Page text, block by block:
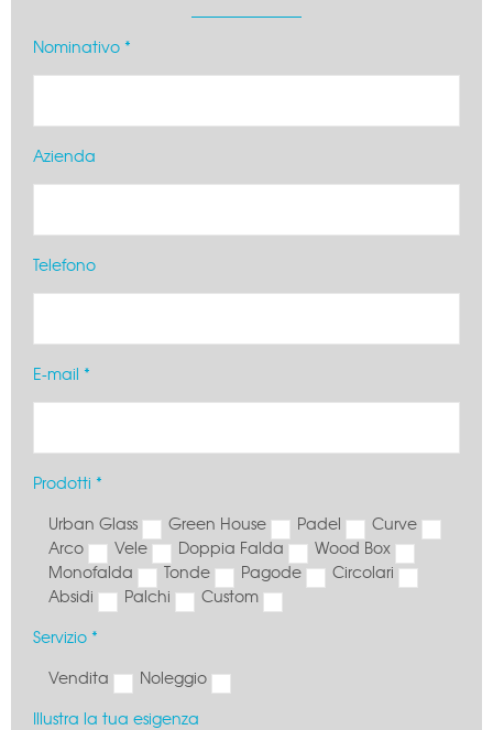
Nominativo *
Azienda
Telefono
E-mail *
Prodotti *
Urban Glass
Green House Padel
Curve
Arco
Vele Doppia Falda
Wood Box
Monofalda
Tonde Pagode
Circolari
Absidi
Palchi
Custom
Servizio *
Vendita
Noleggio
Illustra la tua esigenza